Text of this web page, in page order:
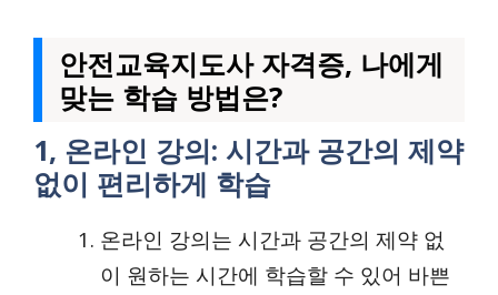
안전교육지도사 자격증, 나에게
맞는 학습 방법은?
1, 온라인 강의: 시간과 공간의 제약
없이 편리하게 학습
온라인 강의는 시간과 공간의 제약 없
이 원하는 시간에 학습할 수 있어 바쁜